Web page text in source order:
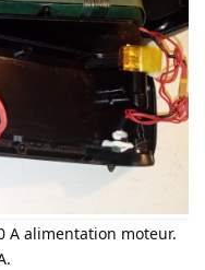
A alimentation moteur.